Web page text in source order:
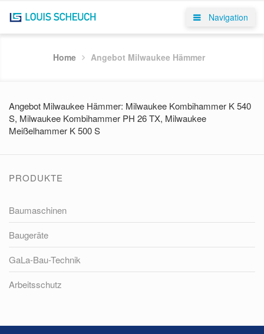
Navigation
Home Angebot Milwaukee Hämmer
Angebot Milwaukee Hämmer: Milwaukee Kombihammer K 540
S, Milwaukee Kombihammer PH 26 TX, Milwaukee
Meißelhammer K 500 S
PRODUKTE
Baumaschinen
Baugeräte
GaLa-Bau-Technik
Arbeitsschutz